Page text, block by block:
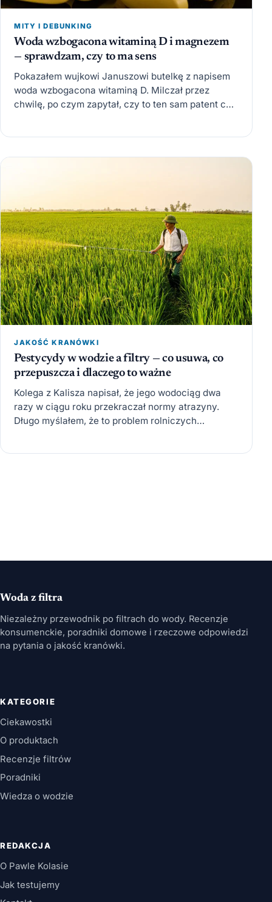
MITY I DEBUNKING
Woda wzbogacona witaminą D i magnezem
— sprawdzam, czy to ma sens
Pokazałem wujkowi Januszowi butelkę z napisem
woda wzbogacona witaminą D. Milczał przez
chwilę, po czym zapytał, czy to ten sam patent co
JAKOŚĆ KRANÓWKI
Pestycydy w wodzie a filtry — co usuwa, co
przepuszcza i dlaczego to ważne
Kolega z Kalisza napisał, że jego wodociąg dwa
razy w ciągu roku przekraczał normy atrazyny.
Długo myślałem, że to problem rolniczych
Woda z filtra
Niezależny przewodnik po filtrach do wody. Recenzje
konsumenckie, poradniki domowe i rzeczowe odpowiedzi
na pytania o jakość kranówki.
KATEGORIE
Ciekawostki
O produktach
Recenzje filtrów
Poradniki
Wiedza o wodzie
REDAKCJA
O Pawle Kolasie
Jak testujemy